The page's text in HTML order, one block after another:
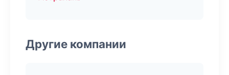
Другие компании